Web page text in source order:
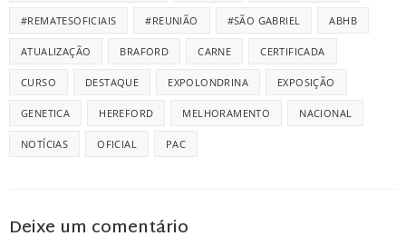
#REMATESOFICIAIS #REUNIÃO #SÃO GABRIEL ABHB
ATUALIZAÇÃO BRAFORD CARNE CERTIFICADA
CURSO DESTAQUE EXPOLONDRINA EXPOSIÇÃO
GENETICA HEREFORD MELHORAMENTO NACIONAL
NOTÍCIAS OFICIAL PAC
Deixe um comentário